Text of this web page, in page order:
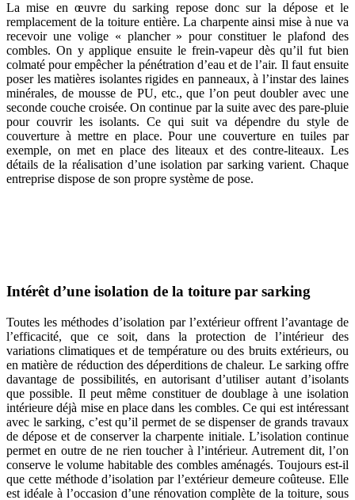
La mise en œuvre du sarking repose donc sur la dépose et le
remplacement de la toiture entière. La charpente ainsi mise à nue va
recevoir une volige « plancher » pour constituer le plafond des
combles. On y applique ensuite le frein-vapeur dès qu’il fut bien
colmaté pour empêcher la pénétration d’eau et de l’air. Il faut ensuite
poser les matières isolantes rigides en panneaux, à l’instar des laines
minérales, de mousse de PU, etc., que l’on peut doubler avec une
seconde couche croisée. On continue par la suite avec des pare-pluie
pour couvrir les isolants. Ce qui suit va dépendre du style de
couverture à mettre en place. Pour une couverture en tuiles par
exemple, on met en place des liteaux et des contre-liteaux. Les
détails de la réalisation d’une isolation par sarking varient. Chaque
entreprise dispose de son propre système de pose.
Intérêt d’une isolation de la toiture par sarking
Toutes les méthodes d’isolation par l’extérieur offrent l’avantage de
l’efficacité, que ce soit, dans la protection de l’intérieur des
variations climatiques et de température ou des bruits extérieurs, ou
en matière de réduction des déperditions de chaleur. Le sarking offre
davantage de possibilités, en autorisant d’utiliser autant d’isolants
que possible. Il peut même constituer de doublage à une isolation
intérieure déjà mise en place dans les combles. Ce qui est intéressant
avec le sarking, c’est qu’il permet de se dispenser de grands travaux
de dépose et de conserver la charpente initiale. L’isolation continue
permet en outre de ne rien toucher à l’intérieur. Autrement dit, l’on
conserve le volume habitable des combles aménagés. Toujours est-il
que cette méthode d’isolation par l’extérieur demeure coûteuse. Elle
est idéale à l’occasion d’une rénovation complète de la toiture, sous